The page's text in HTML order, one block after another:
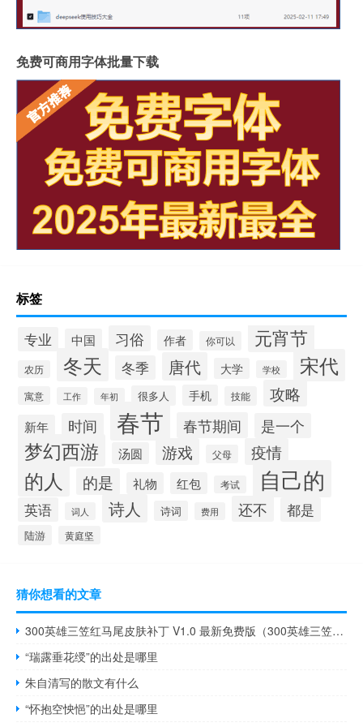
免费可商用字体批量下载
标签
专业 中国 习俗 作者 你可以 元宵节
农历 冬天 冬季 唐代 大学 学校 宋代
寓意 工作 年初 很多人 手机 技能 攻略
新年 时间 春节 春节期间 是一个
梦幻西游 汤圆 游戏 父母 疫情
的人 的是 礼物 红包 考试 自己的
英语 词人 诗人 诗词 费用 还不 都是
陆游 黄庭坚
猜你想看的文章
300英雄三笠红马尾皮肤补丁 V1.0 最新免费版（300英雄三笠红马尾皮肤补丁 V1.0 最新免费版功能简介）
“瑞露垂花绶”的出处是哪里
朱自清写的散文有什么
“怀抱空怏悒”的出处是哪里